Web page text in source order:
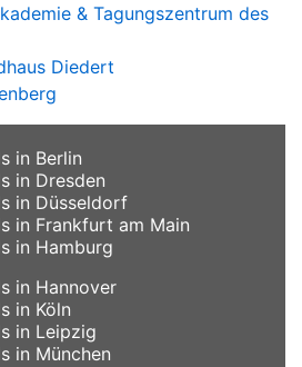
& Tagungszentrum des
Diedert
in Berlin
in Dresden
in Düsseldorf
in Frankfurt am Main
in Hamburg
in Hannover
in Köln
in Leipzig
in München